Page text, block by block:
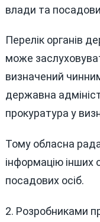
влади та
Перелік органів
може
визначений
державна
прокуратура у
Тому обласна
інформацію інших
посадових осіб.
2. Розробниками